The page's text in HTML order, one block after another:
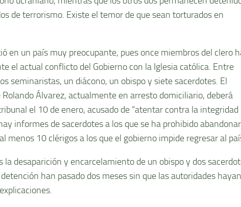
de terrorismo. Existe el temor de que sean torturados en
en un país muy preocupante, pues once miembros del clero
el actual conflicto del Gobierno con la Iglesia católica. Entre
seminaristas, un diácono, un obispo y siete sacerdotes. El
Rolando Álvarez, actualmente en arresto domiciliario, deberá
el 10 de enero, acusado de “atentar contra la integridad
informes de sacerdotes a los que se ha prohibido abandonar
menos 10 clérigos a los que el gobierno impide regresar al
la desaparición y encarcelamiento de un obispo y dos
han pasado dos meses sin que las autoridades hayan